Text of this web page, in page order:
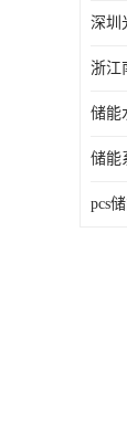
深圳
浙江
储能